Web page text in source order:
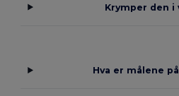
Krymper den i
Hva er målene